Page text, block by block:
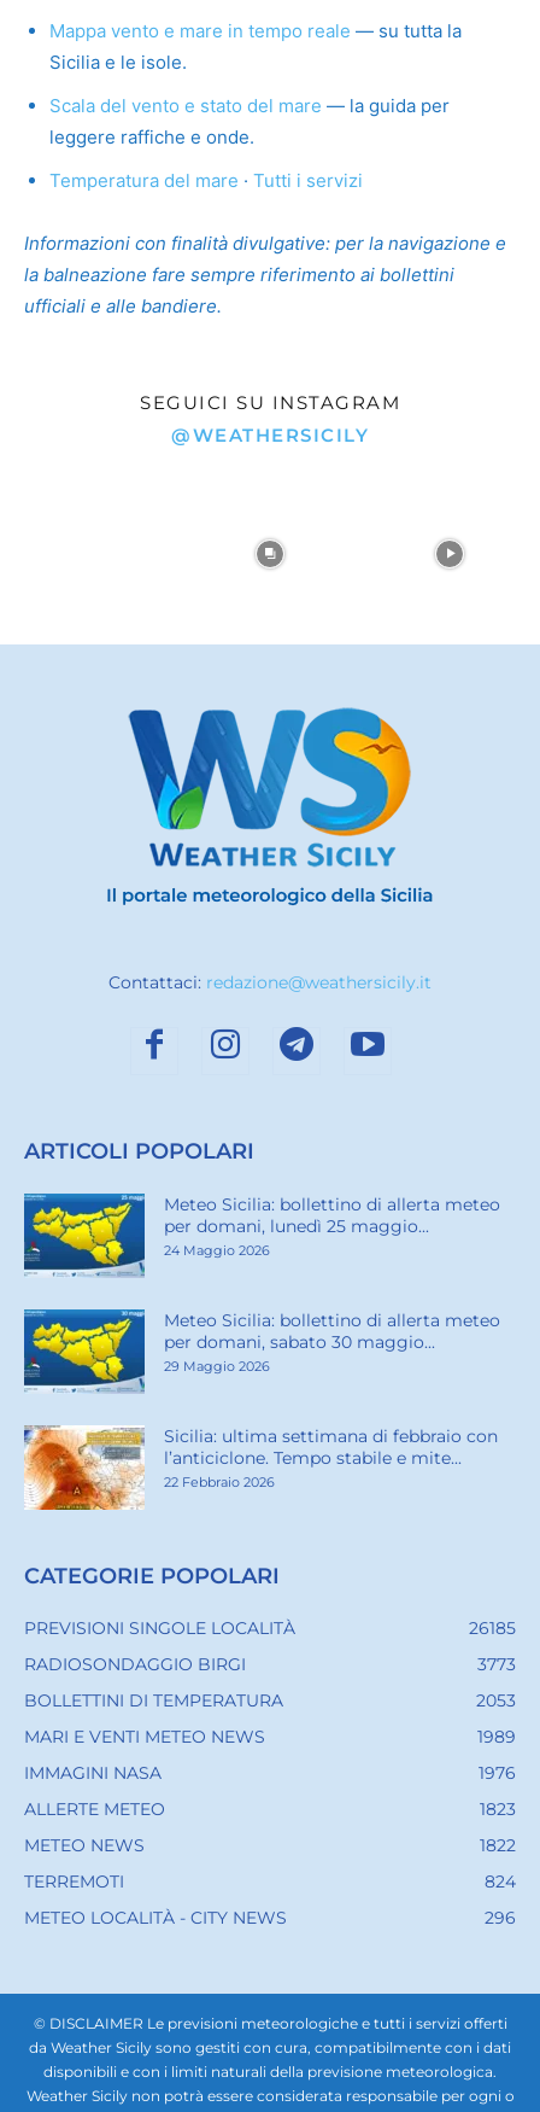
Mappa vento e mare in tempo reale — su tutta la
Sicilia e le isole.
Scala del vento e stato del mare — la guida per
leggere raffiche e onde.
Temperatura del mare · Tutti i servizi
Informazioni con finalità divulgative: per la navigazione e
la balneazione fare sempre riferimento ai bollettini
ufficiali e alle bandiere.
SEGUICI SU INSTAGRAM
@WEATHERSICILY
Contattaci: redazione@weathersicily.it
ARTICOLI POPOLARI
Meteo Sicilia: bollettino di allerta meteo
per domani, lunedì 25 maggio...
24 Maggio 2026
Meteo Sicilia: bollettino di allerta meteo
per domani, sabato 30 maggio...
29 Maggio 2026
Sicilia: ultima settimana di febbraio con
l’anticiclone. Tempo stabile e mite...
22 Febbraio 2026
CATEGORIE POPOLARI
PREVISIONI SINGOLE LOCALITÀ
26185
RADIOSONDAGGIO BIRGI
3773
BOLLETTINI DI TEMPERATURA
2053
MARI E VENTI METEO NEWS
1989
IMMAGINI NASA
1976
ALLERTE METEO
1823
METEO NEWS
1822
TERREMOTI
824
METEO LOCALITÀ - CITY NEWS
296
© DISCLAIMER Le previsioni meteorologiche e tutti i servizi offerti
da Weather Sicily sono gestiti con cura, compatibilmente con i dati
disponibili e con i limiti naturali della previsione meteorologica.
Weather Sicily non potrà essere considerata responsabile per ogni o